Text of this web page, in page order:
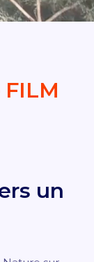
FILM
un